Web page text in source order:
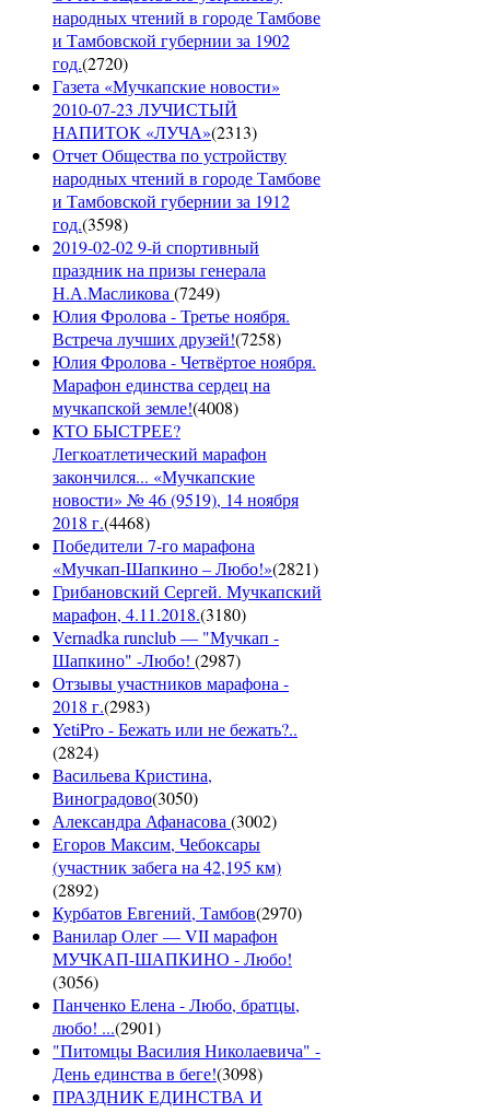
народных чтений в городе Тамбове
и Тамбовской губернии за 1902
год.(2720)
Газета «Мучкапские новости»
2010-07-23 ЛУЧИСТЫЙ
НАПИТОК «ЛУЧА»(2313)
Отчет Общества по устройству
народных чтений в городе Тамбове
и Тамбовской губернии за 1912
год.(3598)
2019-02-02 9-й спортивный
праздник на призы генерала
Н.А.Масликова(7249)
Юлия Фролова - Третье ноября.
Встреча лучших друзей!(7258)
Юлия Фролова - Четвёртое ноября.
Марафон единства сердец на
мучкапской земле!(4008)
КТО БЫСТРЕЕ?
Легкоатлетический марафон
закончился... «Мучкапские
новости» № 46 (9519), 14 ноября
2018 г.(4468)
Победители 7-го марафона
«Мучкап-Шапкино – Любо!»(2821)
Грибановский Сергей. Мучкапский
марафон, 4.11.2018.(3180)
Vernadka runclub — "Мучкап -
Шапкино" -Любо! (2987)
Отзывы участников марафона -
2018 г.(2983)
YetiPro - Бежать или не бежать?..
(2824)
Васильева Кристина,
Виноградово(3050)
Александра Афанасова(3002)
Егоров Максим, Чебоксары
(участник забега на 42,195 км)
(2892)
Курбатов Евгений, Тамбов(2970)
Ванилар Олег — VII марафон
МУЧКАП-ШАПКИНО - Любо!
(3056)
Панченко Елена - Любо, братцы,
любо! ...(2901)
"Питомцы Василия Николаевича" -
День единства в беге!(3098)
ПРАЗДНИК ЕДИНСТВА И